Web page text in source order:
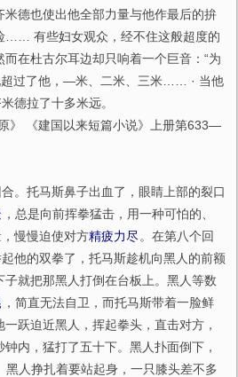
米德也使出他全部力量与他作最后的拚
有些妇女观众，经不住这般超度的
在杜古尔耳边却只响着一个巨音：“为
超过了他，—米、二米、三米…… · 当他
德拉了十多米远。
《建国以来短篇小说》上册第633—
托马斯鼻子出血了，眼睛上部的裂口
，总是向前挥拳猛击，用一种可怕的、
慢慢迫使对方精疲力尽。在第八个回
他的双拳了，托马斯趁机向黑人的前额
子就把那黑人打倒在台板上。黑人等数
，简直无法自卫，而托马斯带着一脸鲜
跃迫近黑人，挥起拳头，直击对方，
内，猛打了五十下。黑人扑面倒下，
黑人挣扎着要站起身，一只膝头差不多